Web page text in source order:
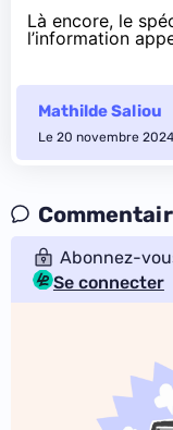
Là encore, le
l’information
Mathilde Saliou
Le 20 novembre
Abonnez-
Se connecter